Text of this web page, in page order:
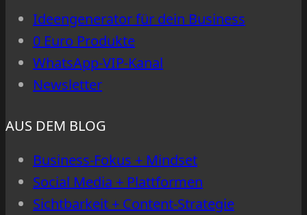
klingen
–
sondern
nach
Ideengenerator für dein Business
0 Euro Produkte
WhatsApp-VIP-Kanal
Newsletter
AUS DEM BLOG
Business-Fokus + Mindset
Social Media + Plattformen
Sichtbarkeit + Content-Strategie